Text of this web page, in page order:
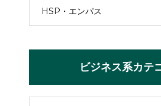
HSP・エンパス
ビジネス系カテ